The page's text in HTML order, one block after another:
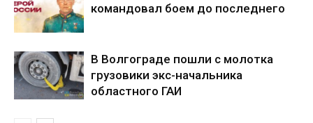
командовал боем до последнего
В Волгограде пошли с молотка
грузовики экс-начальника
областного ГАИ